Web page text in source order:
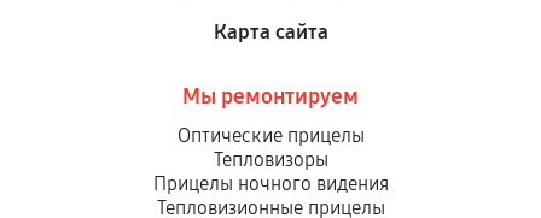
Карта сайта
Мы ремонтируем
Оптические прицелы
Тепловизоры
Прицелы ночного видения
Тепловизионные прицелы